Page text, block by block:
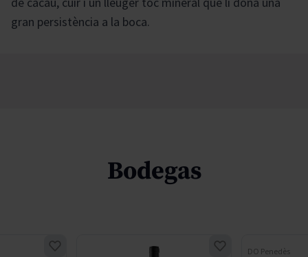
gran persistència a la boca.
Bodegas
DO Penedès